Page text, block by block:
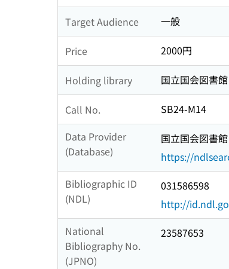
Target Audience 一般
Price 2000円
Holding library 国立国会図書館
Call No.
SB24-M14
Data Provider
(Database)
国立国会図書
https://
Bibliographic ID
(NDL)
031586598
http://
National
Bibliography No.
(JPNO)
23587653